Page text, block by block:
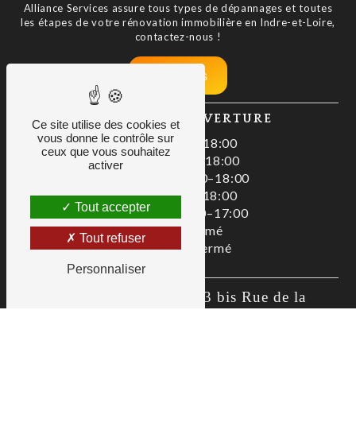
Alliance Services assure tous types de dépannages et toutes
les étapes de votre rénovation immobilière en Indre-et-Loire,
contactez-nous !
Nos tarifs
HORAIRES D'OUVERTURE
Lundi : 08:00–18:00
Mardi : 08:00–18:00
Mercredi : 08:00–18:00
Jeudi : 08:00–18:00
Vendredi : 08:00–17:00
Samedi : Fermé
Dimanche : Fermé
Zac De La Liodière, 3 bis Rue de la
Ce site utilise des cookies et
vous donne le contrôle sur
ceux que vous souhaitez
activer
Tout accepter
Tout refuser
Personnaliser